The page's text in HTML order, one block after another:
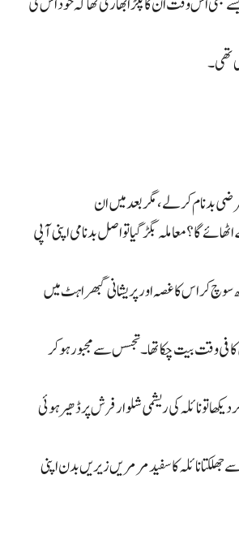
تھی۔
بدنام کر لے، مگر بعد میں ان
گا؟ معاملہ بگڑ گیا تو اصل بدنامی اپنی آپی
کر اس کا غصہ اور پریشانی گبھراہٹ میں
وقت بیت چکا تھا۔ تجسس سے مجبور ہو کر
تو نائلہ کی ریشمی شلوار فرش پر ڈھیر ہوئی
نائلہ کا سفید مرمریں زیریں بدن اپنی